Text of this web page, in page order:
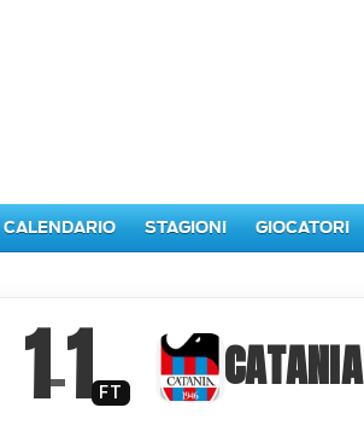
CALENDARIO STAGIONI GIOCATORI
1–1 FT CATANIA